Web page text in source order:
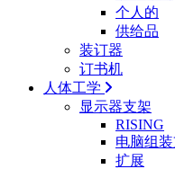
个人的
供给品
装订器
订书机
人体工学
显示器支架
RISING
电脑组
扩展